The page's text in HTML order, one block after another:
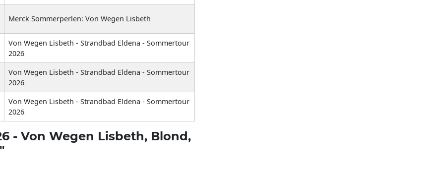
Merck Sommerperlen: Von Wegen Lisbeth
Von Wegen Lisbeth - Strandbad Eldena - Sommertour
2026
Von Wegen Lisbeth - Strandbad Eldena - Sommertour
2026
Von Wegen Lisbeth - Strandbad Eldena - Sommertour
2026
- Von Wegen Lisbeth, Blond,